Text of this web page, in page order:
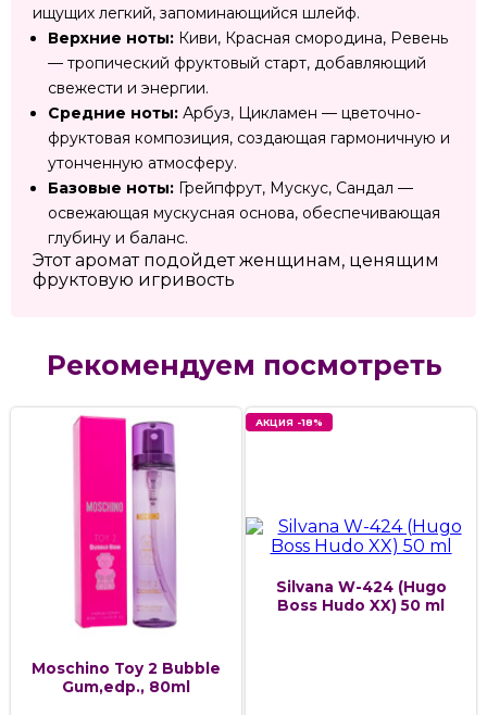
ищущих легкий, запоминающийся шлейф.
Верхние ноты: Киви, Красная смородина, Ревень
— тропический фруктовый старт, добавляющий
свежести и энергии.
Средние ноты: Арбуз, Цикламен — цветочно-
фруктовая композиция, создающая гармоничную и
утонченную атмосферу.
Базовые ноты: Грейпфрут, Мускус, Сандал —
освежающая мускусная основа, обеспечивающая
глубину и баланс.
Этот аромат подойдет женщинам, ценящим
фруктовую игривость
Рекомендуем посмотреть
Moschino Toy 2 Bubble
Gum,edp., 80ml
АКЦИЯ -18%
Silvana W-424 (Hugo
Boss Hudo XX) 50 ml